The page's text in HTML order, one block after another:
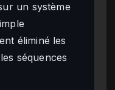
un système
éliminé les
séquences